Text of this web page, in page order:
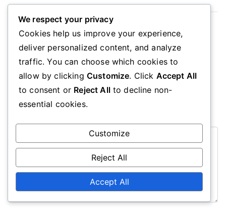
Leave a Reply
Your email address will not be published. Required
fields are marked*
We respect your privacy
Cookies help us improve your experience,
deliver personalized content, and analyze
traffic. You can choose which cookies to
allow by clicking Customize. Click Accept All
to consent or Reject Allto decline non-
essential cookies.
Customize
Reject All
Accept All